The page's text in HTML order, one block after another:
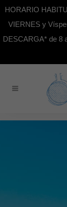
HORARIO
VIERNES y
DESCARGA* de 8